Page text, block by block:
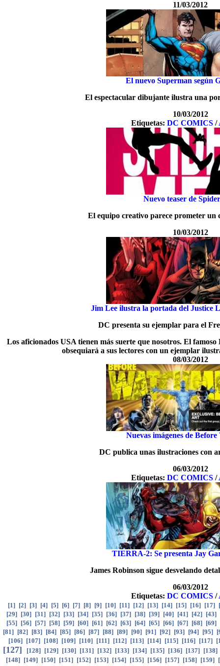
11/03/2012
El nuevo Superman según
El espectacular dibujante ilustra una
10/03/2012
Etiquetas: DC COMICS /
Nuevo teaser de
El equipo creativo parece prometer un
10/03/2012
Jim Lee ilustra la portada del Justice
DC presenta su ejemplar para el
Los aficionados USA tienen más suerte que nosotros. El
obsequiará a sus lectores con un ejemplar
08/03/2012
Nuevas imágenes de
DC publica unas ilustraciones con
06/03/2012
Etiquetas: DC COMICS /
TIERRA-2: Se presenta Jay
James Robinson sigue desvelando
06/03/2012
Etiquetas: DC COMICS /
[1] [2] [3] [4] [5] [6] [7] [8] [9] [10] [11] [12] [13] [14] [15] [16] [17] [
[29] [30] [31] [32] [33] [34] [35] [36] [37] [38] [39] [40] [41] [42] [43]
[55] [56] [57] [58] [59] [60] [61] [62] [63] [64] [65] [66] [67] [68] [69]
[81] [82] [83] [84] [85] [86] [87] [88] [89] [90] [91] [92] [93] [94] [95] [
[106] [107] [108] [109] [110] [111] [112] [113] [114] [115] [116] [117] [
[127] [128] [129] [130] [131] [132] [133] [134] [135] [136] [137] [138]
[148] [149] [150] [151] [152] [153] [154] [155] [156] [157] [158] [159] [